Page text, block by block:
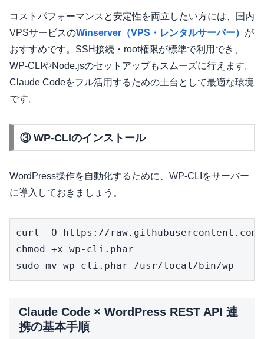
コストパフォーマンスと安定性を両立したい方には、国内
VPSサービスのWinserver（VPS・レンタルサーバー） が
おすすめです。SSH接続・root権限が標準で利用でき、
WP-CLIやNode.jsのセットアップもスムーズに行えます。
Claude Codeをフル活用するための土台として最適な環境
です。
③ WP-CLIのインストール
WordPress操作を自動化するために、WP-CLIをサーバー
に導入しておきましょう。
curl -O https://
chmod +x wp-cli.phar
sudo mv wp-cli.phar /usr/local/bin/wp
Claude Code × WordPress REST API 連
携の基本手順